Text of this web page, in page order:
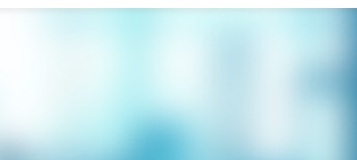
layık görüldü ve sertifiye edildi.